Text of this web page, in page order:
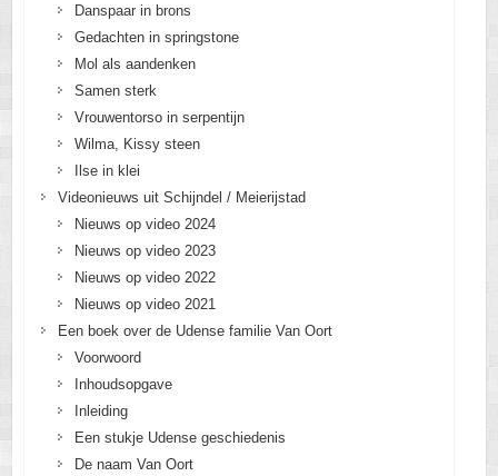
Danspaar in brons
Gedachten in springstone
Mol als aandenken
Samen sterk
Vrouwentorso in serpentijn
Wilma, Kissy steen
Ilse in klei
Videonieuws uit Schijndel / Meierijstad
Nieuws op video 2024
Nieuws op video 2023
Nieuws op video 2022
Nieuws op video 2021
Een boek over de Udense familie Van Oort
Voorwoord
Inhoudsopgave
Inleiding
Een stukje Udense geschiedenis
De naam Van Oort